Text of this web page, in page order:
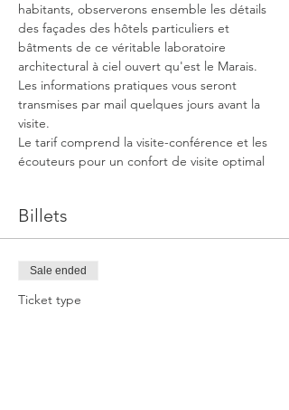
habitants, observerons ensemble les détails
des façades des hôtels particuliers et
bâtments de ce véritable laboratoire
architectural à ciel ouvert qu'est le Marais.
Les informations pratiques vous seront
transmises par mail quelques jours avant la
visite.
Le tarif comprend la visite-conférence et les
écouteurs pour un confort de visite optimal
Billets
Sale ended
Ticket type